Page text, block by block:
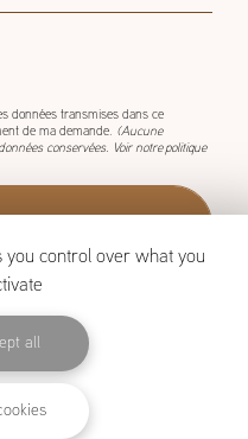
données transmises dans ce
de ma demande. (Aucune
conservées. Voir notrepolitique
utiles
you control over what you
all